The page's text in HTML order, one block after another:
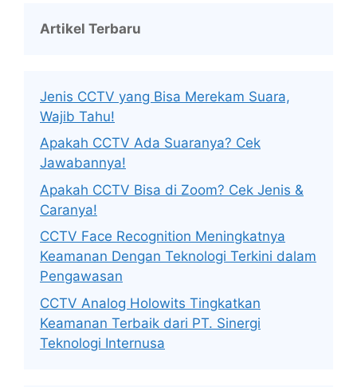
Artikel Terbaru
Jenis CCTV yang Bisa Merekam Suara,
Wajib Tahu!
Apakah CCTV Ada Suaranya? Cek
Jawabannya!
Apakah CCTV Bisa di Zoom? Cek Jenis &
Caranya!
CCTV Face Recognition Meningkatnya
Keamanan Dengan Teknologi Terkini dalam
Pengawasan
CCTV Analog Holowits Tingkatkan
Keamanan Terbaik dari PT. Sinergi
Teknologi Internusa